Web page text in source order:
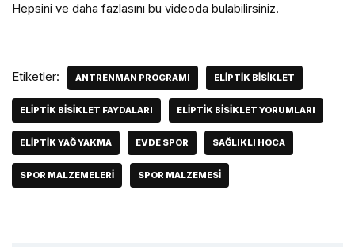
Hepsini ve daha fazlasını bu videoda bulabilirsiniz.
Etiketler: ANTRENMAN PROGRAMI ELIPTIK BISIKLET
ELIPTIK BISIKLET FAYDALARI ELIPTIK BISIKLET YORUMLARI
ELIPTIK YAĞ YAKMA EVDE SPOR SAĞLIKLI HOCA
SPOR MALZEMELERI SPOR MALZEMESI